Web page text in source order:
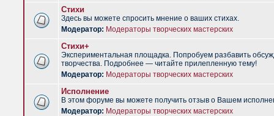
Стихи
Здесь вы можете спросить мнение о ваших стихах.
Модератор: Модераторы творческих мастерских
Стихи+
Экспериментальная площадка. Попробуем разбавить
творчества. Подробнее — читайте прилепленную тему!
Модератор: Модераторы творческих мастерских
Исполнение
В этом форуме вы можете получить отзыв о Вашем
Модератор: Модераторы творческих мастерских